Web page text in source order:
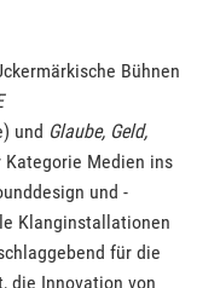
Bühnen
und Glaube, Geld,
Medien ins
und -
Klanginstallationen
für die
die Innovation von